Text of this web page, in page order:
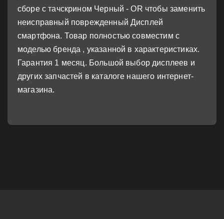
сборе с тачскрином Черный - OR чтобы заменить
неисправный поврежденный Дисплей
смартфона. Товар полностью совместим с
моделью бренда , указанной в характеристиках.
Гарантия 1 месяц. Большой выбор дисплеев и
других запчастей в каталоге нашего интернет-
магазина.